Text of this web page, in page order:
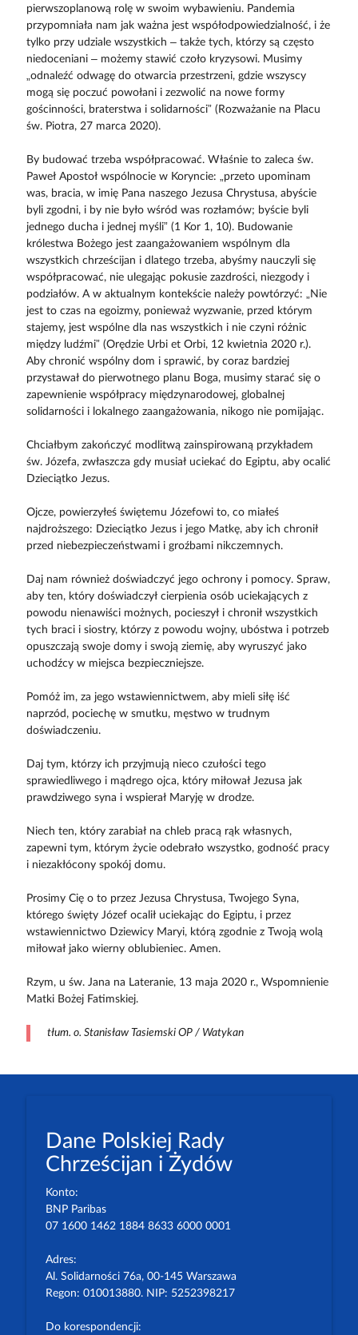
pierwszoplanową rolę w swoim wybawieniu. Pandemia
przypomniała nam jak ważna jest współodpowiedzialność, i że
tylko przy udziale wszystkich – także tych, którzy są często
niedoceniani – możemy stawić czoło kryzysowi. Musimy
„odnaleźć odwagę do otwarcia przestrzeni, gdzie wszyscy
mogą się poczuć powołani i zezwolić na nowe formy
gościnności, braterstwa i solidarności” (Rozważanie na Placu
św. Piotra, 27 marca 2020).
By budować trzeba współpracować. Właśnie to zaleca św.
Paweł Apostoł wspólnocie w Koryncie: „przeto upominam
was, bracia, w imię Pana naszego Jezusa Chrystusa, abyście
byli zgodni, i by nie było wśród was rozłamów; byście byli
jednego ducha i jednej myśli” (1 Kor 1, 10). Budowanie
królestwa Bożego jest zaangażowaniem wspólnym dla
wszystkich chrześcijan i dlatego trzeba, abyśmy nauczyli się
współpracować, nie ulegając pokusie zazdrości, niezgody i
podziałów. A w aktualnym kontekście należy powtórzyć: „Nie
jest to czas na egoizmy, ponieważ wyzwanie, przed którym
stajemy, jest wspólne dla nas wszystkich i nie czyni różnic
między ludźmi” (Orędzie Urbi et Orbi, 12 kwietnia 2020 r.).
Aby chronić wspólny dom i sprawić, by coraz bardziej
przystawał do pierwotnego planu Boga, musimy starać się o
zapewnienie współpracy międzynarodowej, globalnej
solidarności i lokalnego zaangażowania, nikogo nie pomijając.
Chciałbym zakończyć modlitwą zainspirowaną przykładem
św. Józefa, zwłaszcza gdy musiał uciekać do Egiptu, aby ocalić
Dzieciątko Jezus.
Ojcze, powierzyłeś świętemu Józefowi to, co miałeś
najdroższego: Dzieciątko Jezus i jego Matkę, aby ich chronił
przed niebezpieczeństwami i groźbami nikczemnych.
Daj nam również doświadczyć jego ochrony i pomocy. Spraw,
aby ten, który doświadczył cierpienia osób uciekających z
powodu nienawiści możnych, pocieszył i chronił wszystkich
tych braci i siostry, którzy z powodu wojny, ubóstwa i potrzeb
opuszczają swoje domy i swoją ziemię, aby wyruszyć jako
uchodźcy w miejsca bezpieczniejsze.
Pomóż im, za jego wstawiennictwem, aby mieli siłę iść
naprzód, pociechę w smutku, męstwo w trudnym
doświadczeniu.
Daj tym, którzy ich przyjmują nieco czułości tego
sprawiedliwego i mądrego ojca, który miłował Jezusa jak
prawdziwego syna i wspierał Maryję w drodze.
Niech ten, który zarabiał na chleb pracą rąk własnych,
zapewni tym, którym życie odebrało wszystko, godność pracy
i niezakłócony spokój domu.
Prosimy Cię o to przez Jezusa Chrystusa, Twojego Syna,
którego święty Józef ocalił uciekając do Egiptu, i przez
wstawiennictwo Dziewicy Maryi, którą zgodnie z Twoją wolą
miłował jako wierny oblubieniec. Amen.
Rzym, u św. Jana na Lateranie, 13 maja 2020 r., Wspomnienie
Matki Bożej Fatimskiej.
tłum. o. Stanisław Tasiemski OP / Watykan
Dane Polskiej Rady
Chrześcijan i Żydów
Konto:
BNP Paribas
07 1600 1462 1884 8633 6000 0001
Adres:
Al. Solidarności 76a, 00-145 Warszawa
Regon: 010013880. NIP: 5252398217
Do korespondencji: